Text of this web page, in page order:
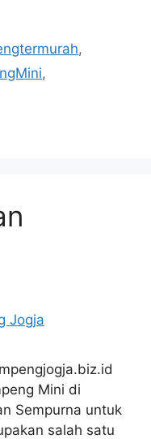
,
,
Jogja
Mini di
Sempurna untuk
salah satu